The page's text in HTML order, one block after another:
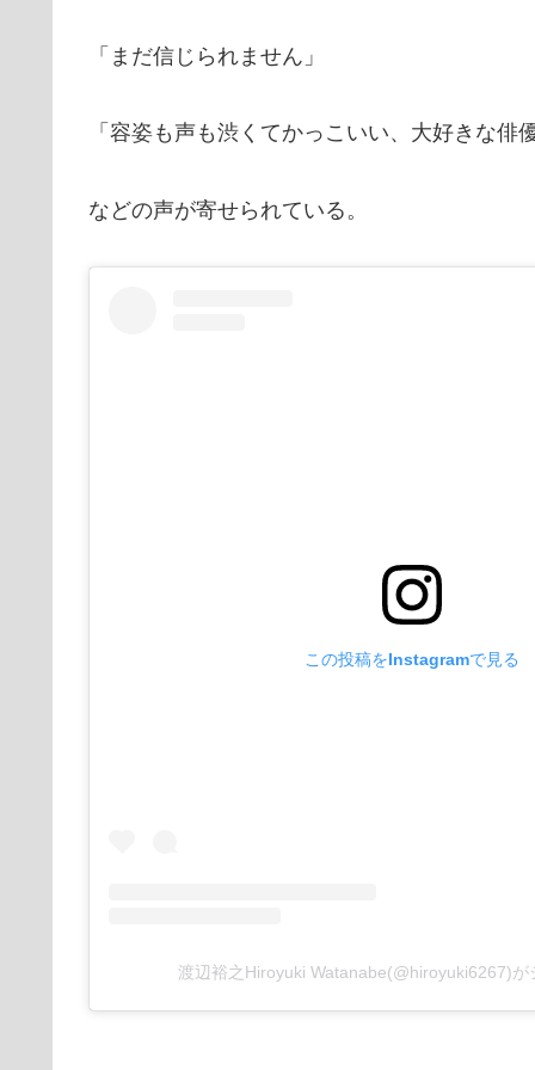
「まだ信じられません」
「容姿も声も渋くてかっこいい、大好きな俳
などの声が寄せられている。
この投稿をInstagramで見る
渡辺裕之Hiroyuki Watanabe(@hiroyuki6267)が